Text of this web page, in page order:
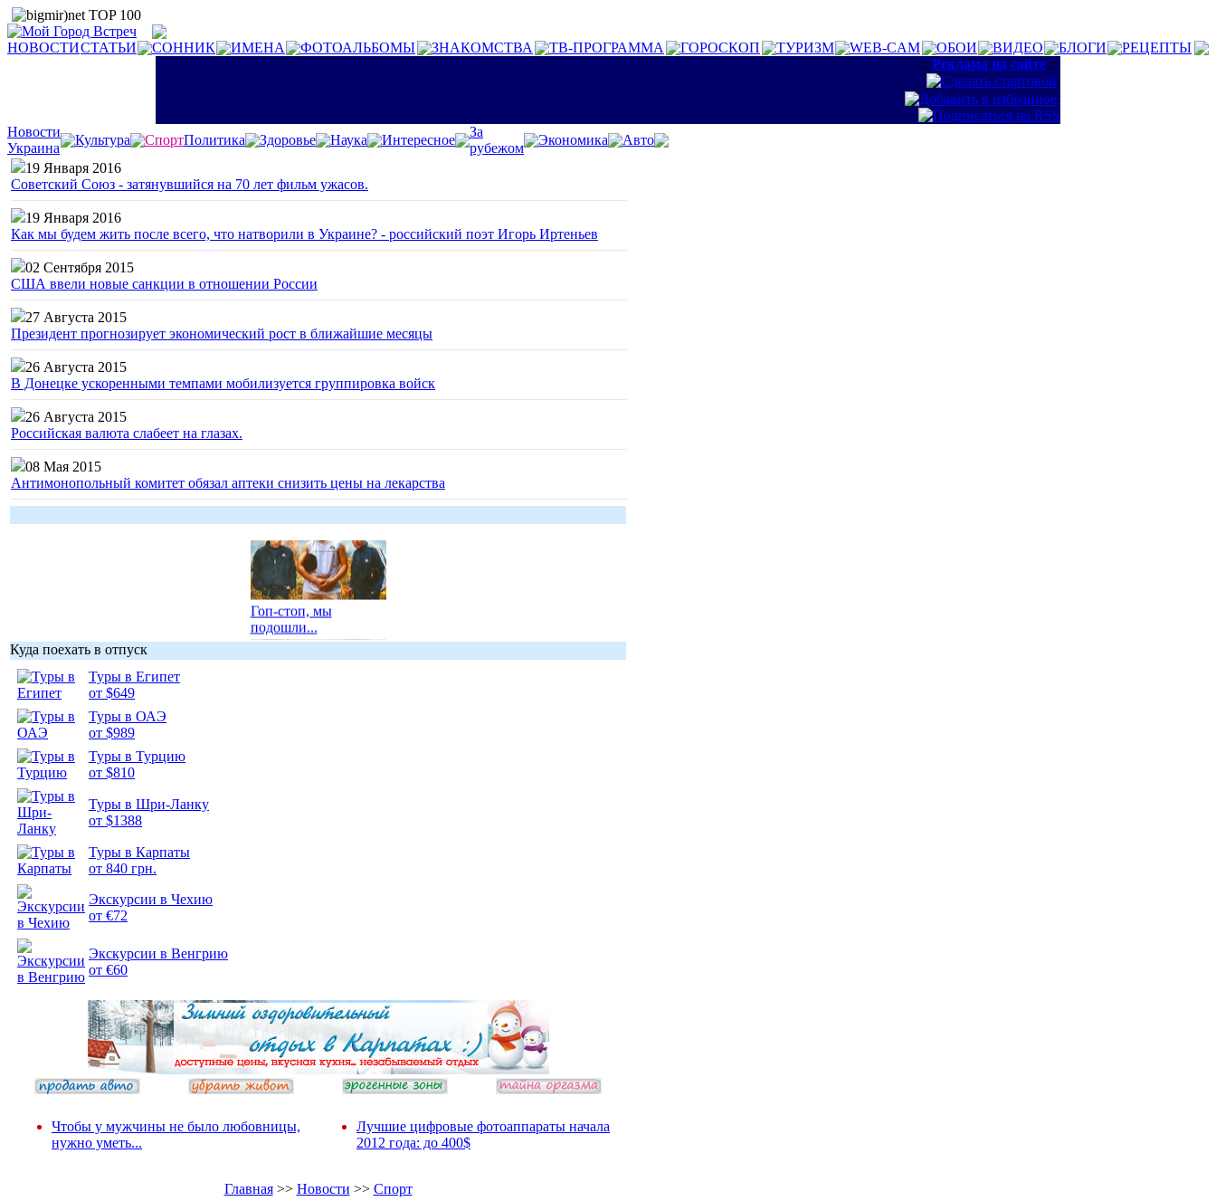
НОВОСТИСТАТЬИ СОННИК ИМЕНА ФОТОАЛЬБОМЫ ЗНАКОМСТВА ТВ-ПРОГРАММА ГОРОСКОП ТУРИЗМ WEB-CAM ОБОИ ВИДЕО БЛОГИ
РЕЦЕПТЫ
:: Реклама на сайте ::
Новости
Украина
Культура СпортПолитика Здоровье Наука Интересное
За
рубежом
Экономика
Авто
19 Января 2016
Советский Союз - затянувшийся на 70 лет фильм ужасов.
19 Января 2016
Как мы будем жить после всего, что натворили в Украине? - российский поэт Игорь Иртеньев
02 Сентября 2015
США ввели новые санкции в отношении России
27 Августа 2015
Президент прогнозирует экономический рост в ближайшие месяцы
26 Августа 2015
В Донецке ускоренными темпами мобилизуется группировка войск
26 Августа 2015
Российская валюта слабеет на глазах.
08 Мая 2015
Антимонопольный комитет обязал аптеки снизить цены на лекарства
Гоп-стоп, мы
подошли...
Куда поехать в отпуск
Туры в Египет
от $649
Туры в ОАЭ
от $989
Туры в Турцию
от $810
Туры в Шри-Ланку
от $1388
Туры в Карпаты
от 840 грн.
Экскурсии в Чехию
от €72
Экскурсии в Венгрию
от €60
Чтобы у мужчины не было любовницы,
нужно уметь...
Лучшие цифровые фотоаппараты начала
2012 года: до 400$
Главная>> Новости >> Спорт